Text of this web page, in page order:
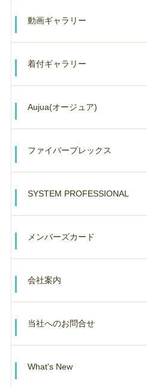
動画ギャラリー
着付ギャラリー
Aujua(オージュア)
ファイバープレックス
SYSTEM PROFESSIONAL
メンバーズカード
会社案内
当社へのお問合せ
What's New